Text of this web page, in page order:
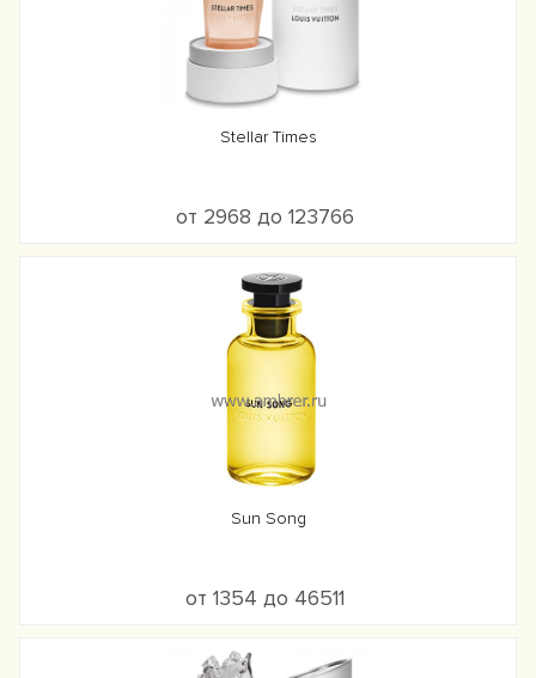
Stellar Times
от 2968 до 123766
Sun Song
от 1354 до 46511